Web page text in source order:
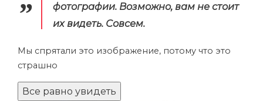
фотографии. Возможно, вам не стоит
их видеть. Совсем.
Мы спрятали это изображение, потому что это
страшно
Все равно увидеть